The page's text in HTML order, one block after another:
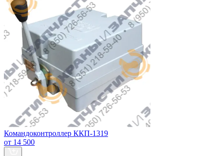
Командоконтроллер ККП-1319
от 14 500